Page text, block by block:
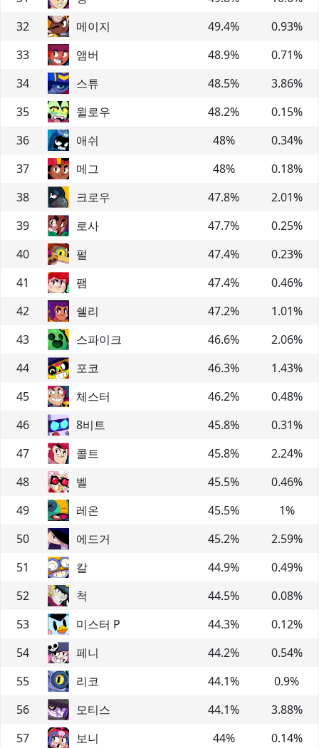
32
메이지 49.4% 0.93%
33
앰버 48.9% 0.71%
34
스튜 48.5% 3.86%
35
윌로우 48.2% 0.15%
36
애쉬 48% 0.34%
37
메그 48% 0.18%
38
크로우 47.8% 2.01%
39
로사 47.7% 0.25%
40
펄 47.4% 0.23%
41
팸 47.4% 0.46%
42
쉘리 47.2% 1.01%
43
스파이크 46.6% 2.06%
44
포코 46.3% 1.43%
45
체스터 46.2% 0.48%
46
8비트 45.8% 0.31%
47
콜트 45.8% 2.24%
48
벨 45.5% 0.46%
49
레온 45.5% 1%
50
에드거 45.2% 2.59%
51
칼 44.9% 0.49%
52
척 44.5% 0.08%
53
미스터 P 44.3% 0.12%
54
페니 44.2% 0.54%
55
리코 44.1% 0.9%
56
모티스 44.1% 3.88%
57
보니 44% 0.14%